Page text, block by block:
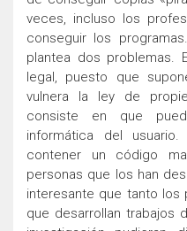
veces, incluso los
conseguir los
plantea dos
legal, puesto que
vulnera la ley de
consiste en que
informática del
contener un código
personas que los han
interesante que tanto los
que desarrollan trabajos